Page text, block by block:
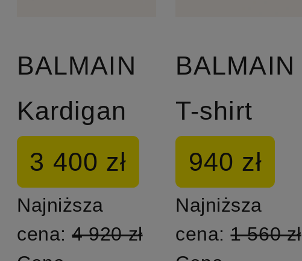
BALMAIN
Kardigan
3 400 zł
Najniższa
cena:4 920 zł
BALMAIN
T-shirt
940 zł
Najniższa
cena:1 560 zł